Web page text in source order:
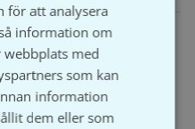
för att analysera
information om
webbplats med
som kan
information
dem eller som